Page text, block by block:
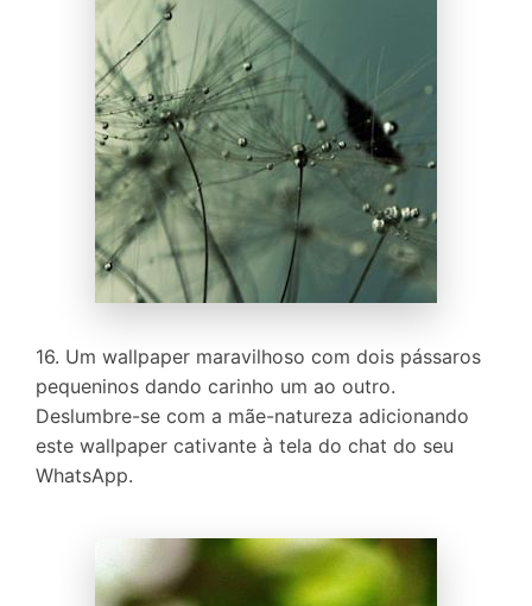
16. Um wallpaper maravilhoso com dois pássaros
pequeninos dando carinho um ao outro.
Deslumbre-se com a mãe-natureza adicionando
este wallpaper cativante à tela do chat do seu
WhatsApp.